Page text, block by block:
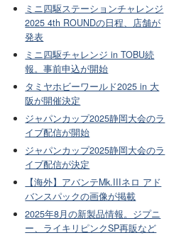
ミニ四駆ステーションチャレンジ
2025 4th ROUNDの日程、店舗が
発表
ミニ四駆チャレンジ in TOBU続
報。事前申込が開始
タミヤホビーワールド2025 in 大
阪が開催決定
ジャパンカップ2025静岡大会のラ
イブ配信が開始
ジャパンカップ2025静岡大会のラ
イブ配信が決定
【海外】アバンテMk.IIIネロ アド
バンスパックの画像が掲載
2025年8月の新製品情報。ジプニ
ー、ライキリピンクSP再販など